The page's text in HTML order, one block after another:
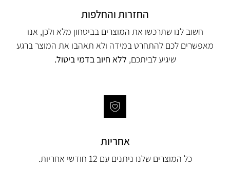
החזרות והחלפות
חשוב לנו שתרכשו את המוצרים בביטחון מלא ולכן, אנו
מאפשרים לכם להתחרט במידה ולא תאהבו את המוצר ברגע
שיגיע לביתכם, ללא חיוב בדמי ביטול.
אחריות
כל המוצרים שלנו ניתנים עם 12 חודשי אחריות.